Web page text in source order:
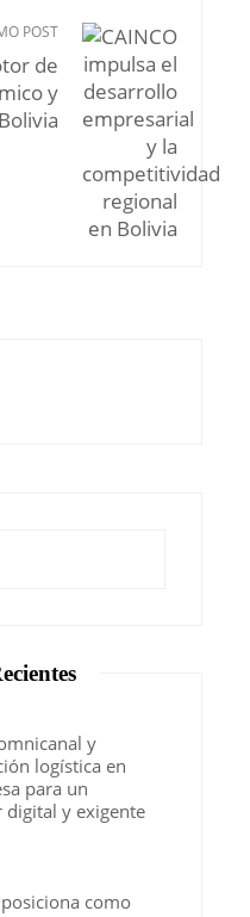
POST
de
y
y
logística en
para un
digital y exigente
como